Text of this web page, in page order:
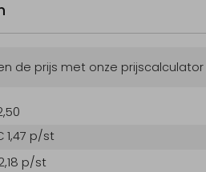
Kinderuitnodiging
de prijs met onze prijscalculator
p/st
p/st